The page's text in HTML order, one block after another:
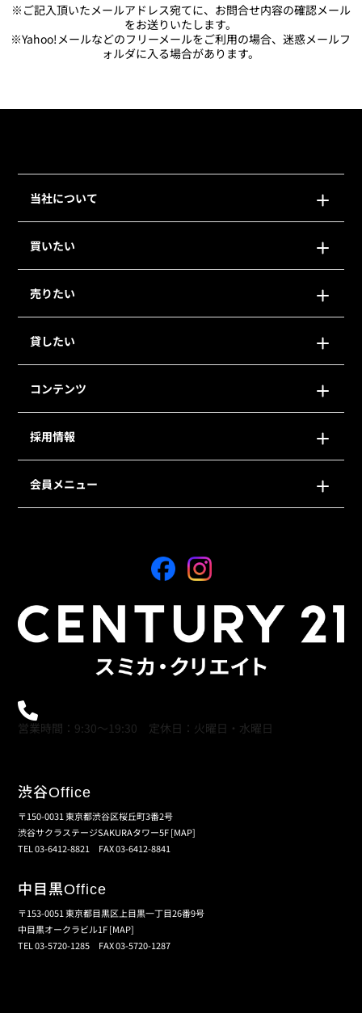
※ご記入頂いたメールアドレス宛てに、お問合せ内容の確認メール
をお送りいたします。
※Yahoo!メールなどのフリーメールをご利用の場合、迷惑メールフ
ォルダに入る場合があります。
当社について
買いたい
売りたい
貸したい
コンテンツ
採用情報
会員メニュー
営業時間：9:30～19:30 定休日：火曜日・水曜日
渋谷Office
〒150-0031 東京都渋谷区桜丘町3番2号
渋谷サクラステージSAKURAタワー5F[MAP]
TEL 03-6412-8821 FAX 03-6412-8841
中目黒Office
〒153-0051 東京都目黒区上目黒一丁目26番9号
中目黒オークラビル1F[MAP]
TEL 03-5720-1285 FAX 03-5720-1287